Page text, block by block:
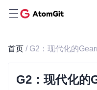
首页
G2：现代化的